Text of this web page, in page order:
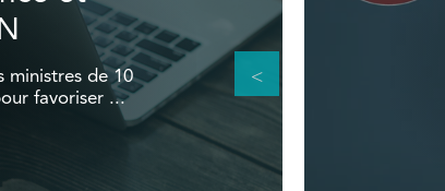
ministres de 10
favoriser ...